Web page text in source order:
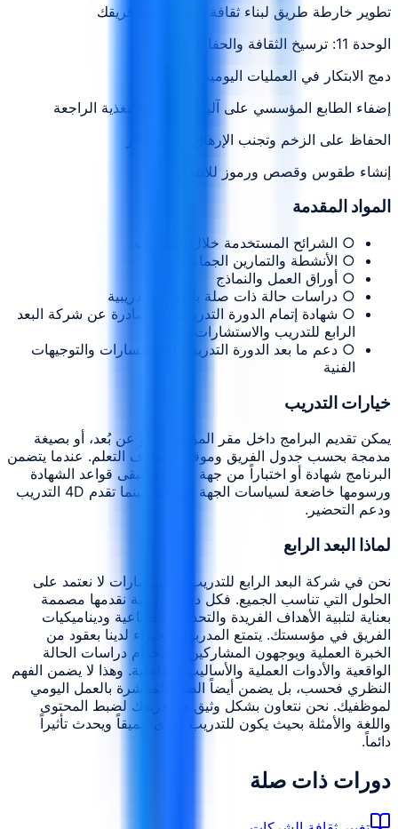
تطوير خارطة طريق لبناء ثقافة الابتكار لدى فريقك
الوحدة 11: ترسيخ الثقافة والحفاظ عليها
دمج الابتكار في العمليات اليومية
إضفاء الطابع المؤسسي على آليات التعلم والتغذية الراجعة
الحفاظ على الزخم وتجنب الإرهاق من الابتكار
إنشاء طقوس وقصص ورموز للابتكار
المواد المقدمة
○ الشرائح المستخدمة خلال الجلسات
○ الأنشطة والتمارين الجماعية
○ أوراق العمل والنماذج
○ دراسات حالة ذات صلة بالدورة التدريبية
○ شهادة إتمام الدورة التدريبية 4D صادرة عن شركة البعد
الرابع للتدريب والاستشارات
○ دعم ما بعد الدورة التدريبية للاستفسارات والتوجيهات
الفنية
خيارات التدريب
يمكن تقديم البرامج داخل مقر المؤسسة، أو عن بُعد، أو بصيغة
مدمجة بحسب جدول الفريق وموقعه وأهداف التعلم. عندما يتضمن
البرنامج شهادة أو اختباراً من جهة خارجية، تبقى قواعد الشهادة
ورسومها خاضعة لسياسات الجهة المانحة، بينما تقدم 4D التدريب
ودعم التحضير.
لماذا البعد الرابع
نحن في شركة البعد الرابع للتدريب والاستشارات لا نعتمد على
الحلول التي تناسب الجميع. فكل دورة تدريبية نقدمها مصممة
بعناية لتلبية الأهداف الفريدة والتحديات الصناعية وديناميكيات
الفريق في مؤسستك. يتمتع المدربون الخبراء لدينا بعقود من
الخبرة العملية ويوجهون المشاركين باستخدام دراسات الحالة
الواقعية والأدوات العملية والأساليب التفاعلية. وهذا لا يضمن الفهم
النظري فحسب، بل يضمن أيضاً الصلة المباشرة بالعمل اليومي
لموظفيك. نحن نتعاون بشكل وثيق مع فريقك لضبط المحتوى
واللغة والأمثلة بحيث يكون للتدريب صدى عميقاً ويحدث تأثيراً
دائماً.
دورات ذات صلة